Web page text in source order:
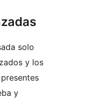
solo
y los
y